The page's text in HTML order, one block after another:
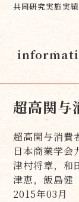
共同研究実施実績
超高関与
超高関与消費
日本商業学会
津村将章，和
津恵，飯島健
2015年03月